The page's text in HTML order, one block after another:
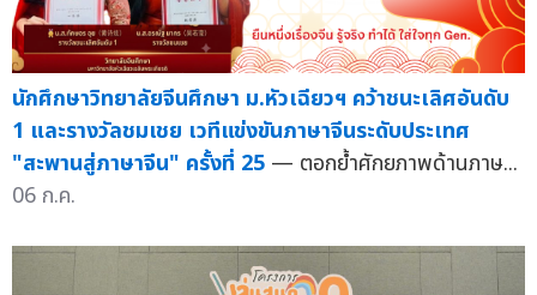
นักศึกษาวิทยาลัยจีนศึกษา ม.หัวเฉียวฯ คว้าชนะเลิศอันดับ
1 และรางวัลชมเชย เวทีแข่งขันภาษาจีนระดับประเทศ
"สะพานสู่ภาษาจีน" ครั้งที่ 25 — ตอกย้ำศักยภาพด้านภาษ...
06 ก.ค.